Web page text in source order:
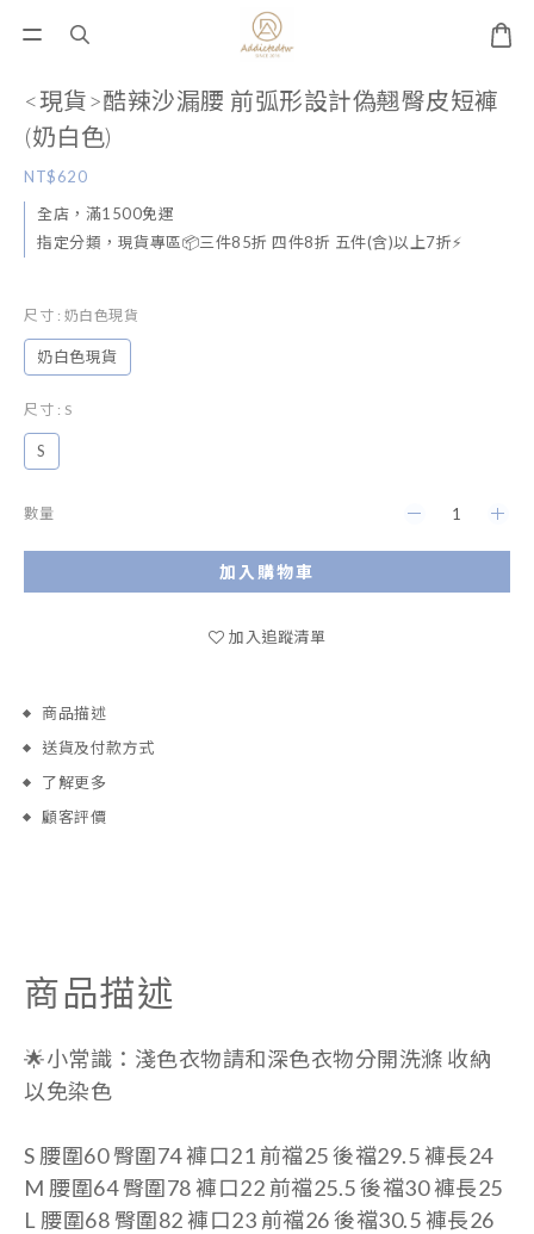
<現貨>酷辣沙漏腰 前弧形設計偽翹臀皮短褲
(奶白色)
NT$620
全店，滿1500免運
指定分類，現貨專區📦三件85折 四件8折 五件(含)以上7折⚡
尺寸 : 奶白色現貨
奶白色現貨
尺寸 : S
S
數量
加入購物車
加入追蹤清單
商品描述
送貨及付款方式
了解更多
顧客評價
商品描述
🌟小常識：淺色衣物請和深色衣物分開洗滌 收納
以免染色
S 腰圍60臀圍74褲口21 前襠25 後襠29.5褲長24
M 腰圍64臀圍78褲口22 前襠25.5 後襠30褲長25
L 腰圍68 臀圍82褲口23 前襠26 後襠30.5 褲長26